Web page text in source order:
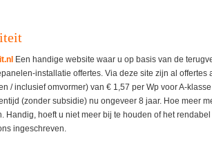
Een handige website waar u op basis van de
installatie offertes. Via deze site zijn al
/ inclusief omvormer) van € 1,57 per Wp voor A-
(zonder subsidie) nu ongeveer 8 jaar. Hoe meer
Handig, hoeft u niet meer bij te houden of het
ingeschreven.